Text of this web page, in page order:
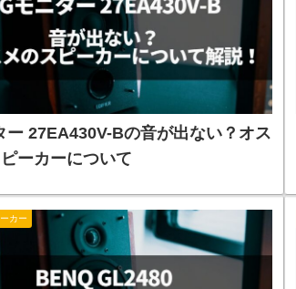
ー 27EA430V-Bの音が出ない？オス
ーカーについて
カー